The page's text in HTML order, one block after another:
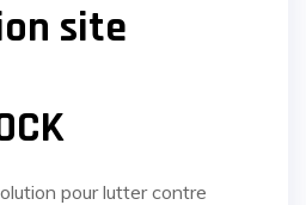
site
pour lutter contre